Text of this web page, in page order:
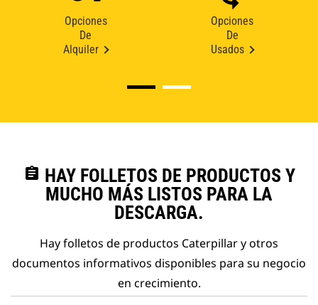
Opciones
De
Alquiler
Opciones
De
Usados
assignment HAY FOLLETOS DE PRODUCTOS Y
MUCHO MÁS LISTOS PARA LA
DESCARGA.
Hay folletos de productos Caterpillar y otros
documentos informativos disponibles para su negocio
en crecimiento.